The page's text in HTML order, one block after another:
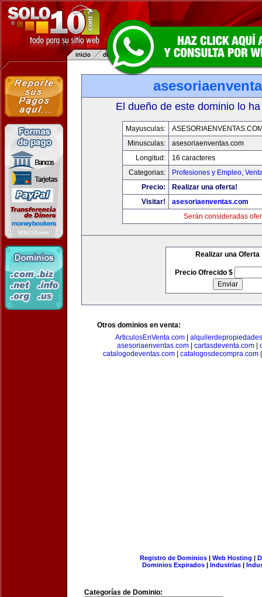
El dueño de este dominio lo
Mayusculas:
Minusculas:
asesoriaenventas.com
Longitud:
16 caracteres
Categorias:
Profesiones y Empleo,
Precio:
Realizar una oferta!
Visitar!
asesoriaenventas.com
Serán consideradas
Realizar una Oferta
Precio Ofrecido $
Otros dominios en venta:
ArticulosEnVenta.com|
asesoriaenventas.com
cartasdeventa.com
catalogodeventas.com
catalogosdecompra.com
Registro de Dominios| Web Hosting |
Dominios Expirados | Industrias |
Categorías de Dominio: